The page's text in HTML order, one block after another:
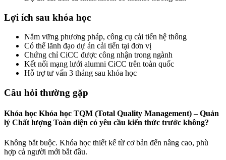
Lợi ích sau khóa học
Nắm vững phương pháp, công cụ cải tiến hệ thống
Có thể lãnh đạo dự án cải tiến tại đơn vị
Chứng chỉ CiCC được công nhận trong ngành
Kết nối mạng lưới alumni CiCC trên toàn quốc
Hỗ trợ tư vấn 3 tháng sau khóa học
Câu hỏi thường gặp
Khóa học Khóa học TQM (Total Quality Management) – Quản
lý Chất lượng Toàn diện có yêu cầu kiến thức trước không?
Không bắt buộc. Khóa học thiết kế từ cơ bản đến nâng cao, phù
hợp cả người mới bắt đầu.